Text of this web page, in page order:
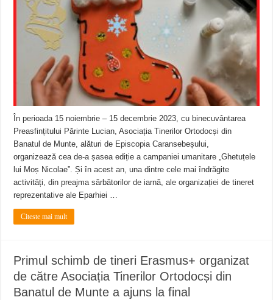
În perioada 15 noiembrie – 15 decembrie 2023, cu binecuvântarea
Preasfințitului Părinte Lucian, Asociația Tinerilor Ortodocși din
Banatul de Munte, alături de Episcopia Caransebeșului,
organizează cea de-a șasea ediție a campaniei umanitare „Ghetuțele
lui Moș Nicolae”. Și în acest an, una dintre cele mai îndrăgite
activități, din preajma sărbătorilor de iarnă, ale organizației de tineret
reprezentative ale Eparhiei …
Citeste mai mult
Primul schimb de tineri Erasmus+ organizat
de către Asociația Tinerilor Ortodocși din
Banatul de Munte a ajuns la final